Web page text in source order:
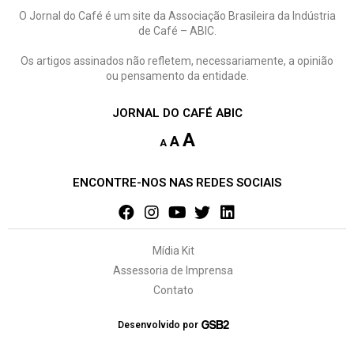
O Jornal do Café é um site da Associação Brasileira da Indústria
de Café – ABIC.
Os artigos assinados não refletem, necessariamente, a opinião
ou pensamento da entidade.
JORNAL DO CAFÉ ABIC
A A A
ENCONTRE-NOS NAS REDES SOCIAIS
Mídia Kit
Assessoria de Imprensa
Contato
Desenvolvido por